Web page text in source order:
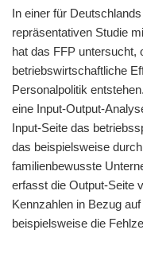
In einer für
repräsentativen Studie
hat das FFP untersucht,
betriebswirtschaftliche
Personalpolitik
eine Input-Output-
Input-Seite das
das beispielsweise
familienbewusste
erfasst die Output-Seite
Kennzahlen in Bezug
beispielsweise die